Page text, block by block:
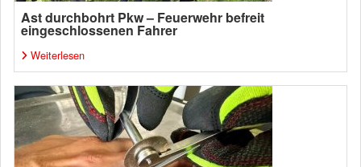
Ast durchbohrt Pkw – Feuerwehr befreit
eingeschlossenen Fahrer
Weiterlesen